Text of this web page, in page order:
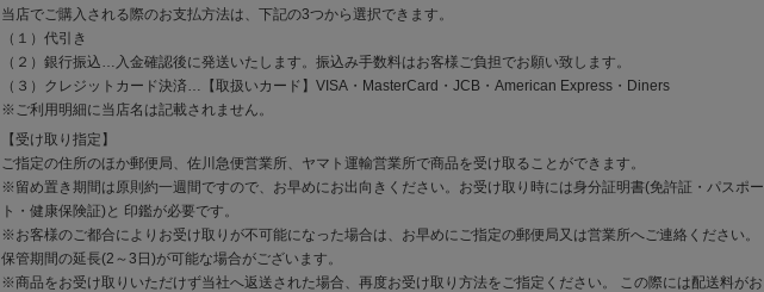
当店でご購入される際のお支払方法は、下記の3つから選択できます。
（１）代引き
（２）銀行振込…入金確認後に発送いたします。振込み手数料はお客様ご負担でお願い致します。
（３）クレジットカード決済…【取扱いカード】VISA・MasterCard・JCB・American Express・Diners
※ご利用明細に当店名は記載されません。
【受け取り指定】
ご指定の住所のほか郵便局、佐川急便営業所、ヤマト運輸営業所で商品を受け取ることができます。
※留め置き期間は原則約一週間ですので、お早めにお出向きください。お受け取り時には身分証明書(免許証・パスポー
ト・健康保険証)と 印鑑が必要です。
※お客様のご都合によりお受け取りが不可能になった場合は、お早めにご指定の郵便局又は営業所へご連絡ください。
保管期間の延長(2～3日)が可能な場合がございます。
※商品をお受け取りいただけず当社へ返送された場合、再度お受け取り方法をご指定ください。 この際には配送料がお